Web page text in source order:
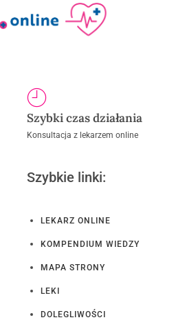
Szybki czas działania
Konsultacja z lekarzem online
Szybkie linki:
LEKARZ ONLINE
KOMPENDIUM WIEDZY
MAPA STRONY
LEKI
DOLEGLIWOŚCI